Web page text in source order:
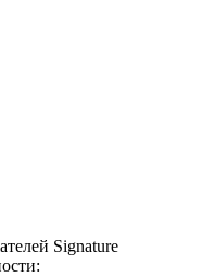
Signature